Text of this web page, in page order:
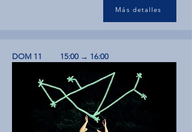
Más detalles
DOM 11 15:00 → 16:00